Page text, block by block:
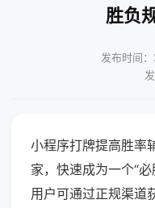
胜负
发布时间
小程序打牌提高胜率
家，快速成为一个“
用户可通过正规渠道